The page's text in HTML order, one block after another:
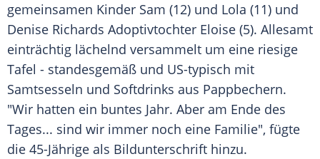
gemeinsamen Kinder Sam (12) und Lola (11) und
Denise Richards Adoptivtochter Eloise (5). Allesamt
einträchtig lächelnd versammelt um eine riesige
Tafel - standesgemäß und US-typisch mit
Samtsesseln und Softdrinks aus Pappbechern.
"Wir hatten ein buntes Jahr. Aber am Ende des
Tages... sind wir immer noch eine Familie", fügte
die 45-Jährige als Bildunterschrift hinzu.